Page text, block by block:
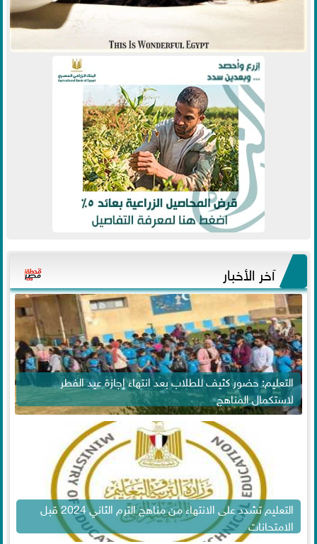
آخر الأخبار
التعليم: حضور كثيف للطلاب بعد انتهاء إجازة عيد الفطر
لاستكمال المناهج
التعليم تشدد على الانتهاء من مناهج الترم الثاني 2024 قبل
الامتحانات